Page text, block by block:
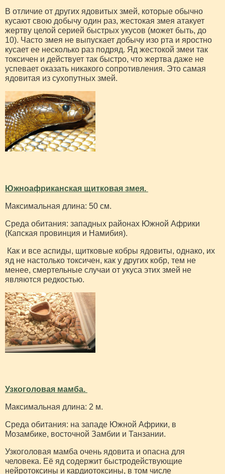
В отличие от других ядовитых змей, которые обычно
кусают свою добычу один раз, жестокая змея атакует
жертву целой серией быстрых укусов (может быть, до
10). Часто змея не выпускает добычу изо рта и яростно
кусает ее несколько раз подряд. Яд жестокой змеи так
токсичен и действует так быстро, что жертва даже не
успевает оказать никакого сопротивления. Это самая
ядовитая из сухопутных змей.
Южноафриканская щитковая змея.
Максимальная длина: 50 см.
Среда обитания: западных районах Южной Африки
(Капская провинция и Намибия).
Как и все аспиды, щитковые кобры ядовиты, однако, их
яд не настолько токсичен, как у других кобр, тем не
менее, смертельные случаи от укуса этих змей не
являются редкостью.
Узкоголовая мамба.
Максимальная длина: 2 м.
Среда обитания: на западе Южной Африки, в
Мозамбике, восточной Замбии и Танзании.
Узкоголовая мамба очень ядовита и опасна для
человека. Её яд содержит быстродействующие
нейротоксины и кардиотоксины, в том числе